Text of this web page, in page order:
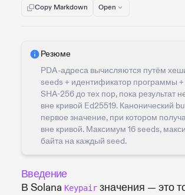
Copy Markdown Open
Резюме
PDA-адреса вычисляются путём
seeds + идентификатор программы +
SHA-256 до тех пор, пока результат
вне кривой Ed25519. Канонический
первое значение, при котором
вне кривой. Максимум 16 seeds,
байта на каждый seed.
Введение
В Solana Keypair значения — это